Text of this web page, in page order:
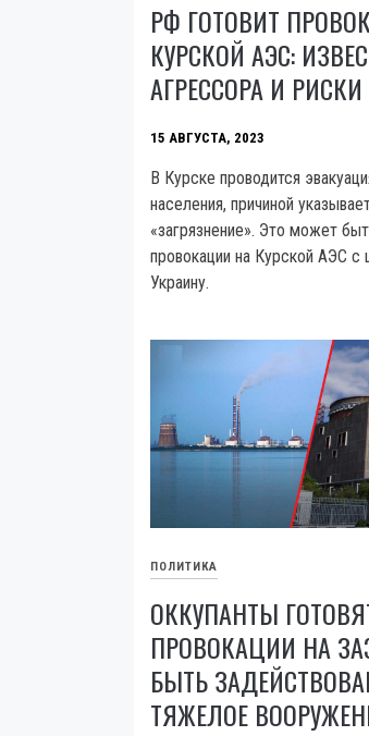
РФ ГОТОВИТ
КУРСКОЙ АЭС:
АГРЕССОРА И РИСКИ
15 АВГУСТА, 2023
В Курске проводится
населения, причиной
«загрязнение». Это может
провокации на Курской АЭС с
Украину.
ПОЛИТИКА
ОККУПАНТЫ
ПРОВОКАЦИИ НА
БЫТЬ
ТЯЖЕЛОЕ